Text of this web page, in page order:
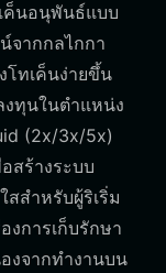
ค็นอนุพันธ์แบบ
จากกลไกกา
โทเค็นง่ายขึ้น
งทุนในตำแหน่ง
(2x/3x/5x)
สร้างระบบ
สำหรับผู้ริเริ่ม
งการเก็บรักษา
งจากทำงานบน